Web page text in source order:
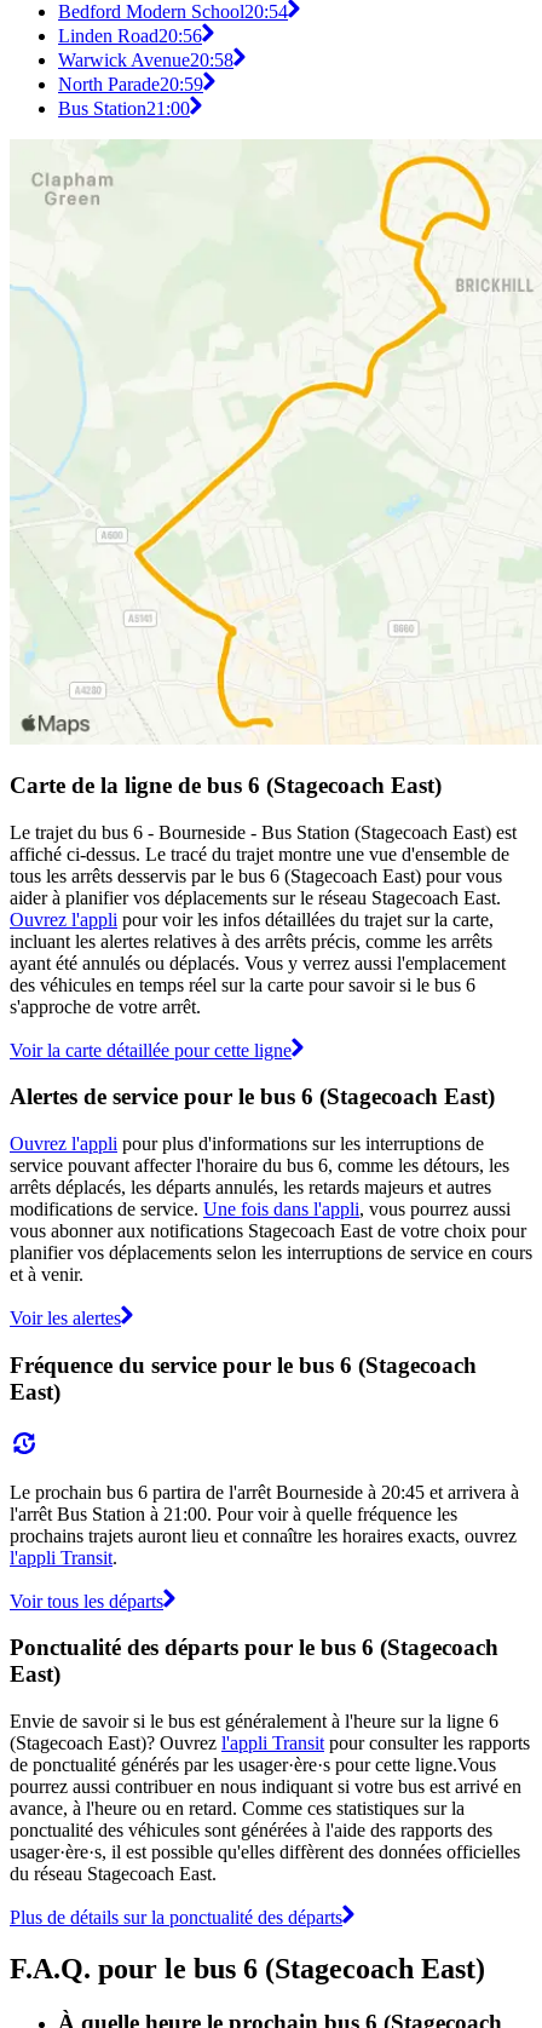
Bedford Modern School20:54
Linden Road20:56
Warwick Avenue20:58
North Parade20:59
Bus Station21:00
Carte de la ligne de bus 6 (Stagecoach East)
Le trajet du bus 6 - Bourneside - Bus Station (Stagecoach East) est
affiché ci-dessus. Le tracé du trajet montre une vue d'ensemble de
tous les arrêts desservis par le bus 6 (Stagecoach East) pour vous
aider à planifier vos déplacements sur le réseau Stagecoach East.
Ouvrez l'appli pour voir les infos détaillées du trajet sur la carte,
incluant les alertes relatives à des arrêts précis, comme les arrêts
ayant été annulés ou déplacés. Vous y verrez aussi l'emplacement
des véhicules en temps réel sur la carte pour savoir si le bus 6
s'approche de votre arrêt.
Voir la carte détaillée pour cette ligne
Alertes de service pour le bus 6 (Stagecoach East)
Ouvrez l'appli pour plus d'informations sur les interruptions de
service pouvant affecter l'horaire du bus 6, comme les détours, les
arrêts déplacés, les départs annulés, les retards majeurs et autres
modifications de service. Une fois dans l'appli, vous pourrez aussi
vous abonner aux notifications Stagecoach East de votre choix pour
planifier vos déplacements selon les interruptions de service en cours
et à venir.
Voir les alertes
Fréquence du service pour le bus 6 (Stagecoach
East)
Le prochain bus 6 partira de l'arrêt Bourneside à 20:45 et arrivera à
l'arrêt Bus Station à 21:00. Pour voir à quelle fréquence les
prochains trajets auront lieu et connaître les horaires exacts, ouvrez
l'appli Transit.
Voir tous les départs
Ponctualité des départs pour le bus 6 (Stagecoach
East)
Envie de savoir si le bus est généralement à l'heure sur la ligne 6
(Stagecoach East)? Ouvrez l'appli Transit pour consulter les rapports
de ponctualité générés par les usager·ère·s pour cette ligne.Vous
pourrez aussi contribuer en nous indiquant si votre bus est arrivé en
avance, à l'heure ou en retard. Comme ces statistiques sur la
ponctualité des véhicules sont générées à l'aide des rapports des
usager·ère·s, il est possible qu'elles diffèrent des données officielles
du réseau Stagecoach East.
Plus de détails sur la ponctualité des départs
F.A.Q. pour le bus 6 (Stagecoach East)
À quelle heure le prochain bus 6 (Stagecoach